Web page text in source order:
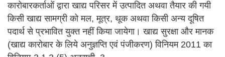
कारोबारकर्ताओं द्वारा खाद्य परिसर में उत्पादित अथवा तैयार की गयी
किसी खाद्य सामग्री को मल, मूत्र, थूक अथवा किसी अन्य दूषित
पदार्थ से प्रभावित युक्त नहीं किया जायेगा। खाद्य सुरक्षा और मानक
(खाद्य कारोबार के लिये अनुज्ञप्ति एवं पंजीकरण) विनियम 2011 का